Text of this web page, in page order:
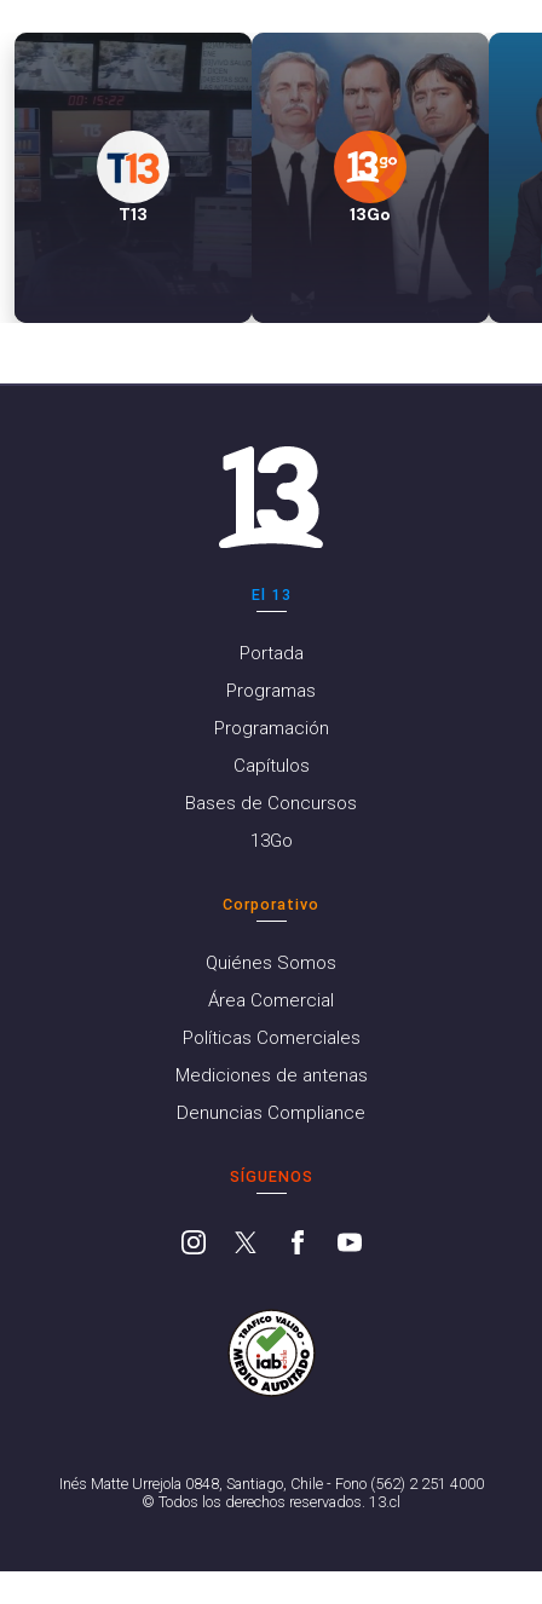
T13 13Go
El 13
Portada
Programas
Programación
Capítulos
Bases de Concursos
13Go
Corporativo
Quiénes Somos
Área Comercial
Políticas Comerciales
Mediciones de antenas
Denuncias Compliance
SÍGUENOS
Inés Matte Urrejola 0848, Santiago, Chile - Fono (562) 2 251 4000
© Todos los derechos reservados. 13.cl